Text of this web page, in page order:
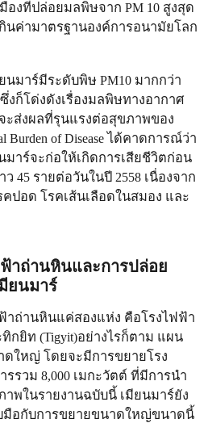
องที่ปล่อยมลพิษจาก PM 10 สูงสุด
กินค่ามาตรฐานองค์การอนามัยโลก
นมาร์มีระดับพิษ PM10 มากกว่า
งก็โด่งดังเรื่องมลพิษทางอากาศ
ส่งผลที่รุนแรงต่อสุขภาพของ
Burden of Disease ได้คาดการณ์ว่า
าร์จะก่อให้เกิดการเสียชีวิตก่อน
45 รายต่อวันในปี 2558 เนื่องจาก
ปอด โรคเส้นเลือดในสมอง และ
าถ่านหินและการปล่อย
ยนมาร์
าถ่านหินแค่สองแห่ง คือโรงไฟฟ้า
ทิกยิท (Tigyit)อย่างไรก็ตาม แผน
ใหญ่ โดยจะมีการขยายโรง
รวม 8,000 เมกะวัตต์ ที่มีการนำ
พในรายงานฉบับนี้ เมียนมาร์ยัง
มือกับการขยายขนาดใหญ่ขนาดนี้